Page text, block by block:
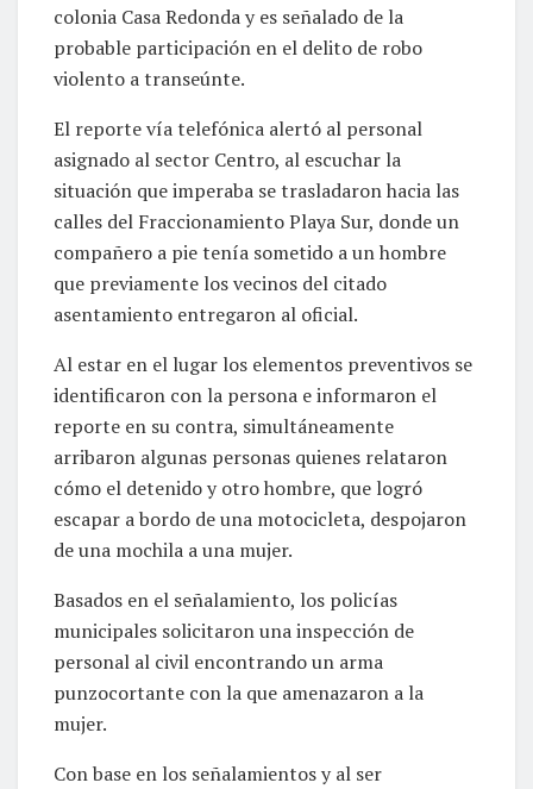
colonia Casa Redonda y es señalado de la
probable participación en el delito de robo
violento a transeúnte.
El reporte vía telefónica alertó al personal
asignado al sector Centro, al escuchar la
situación que imperaba se trasladaron hacia las
calles del Fraccionamiento Playa Sur, donde un
compañero a pie tenía sometido a un hombre
que previamente los vecinos del citado
asentamiento entregaron al oficial.
Al estar en el lugar los elementos preventivos se
identificaron con la persona e informaron el
reporte en su contra, simultáneamente
arribaron algunas personas quienes relataron
cómo el detenido y otro hombre, que logró
escapar a bordo de una motocicleta, despojaron
de una mochila a una mujer.
Basados en el señalamiento, los policías
municipales solicitaron una inspección de
personal al civil encontrando un arma
punzocortante con la que amenazaron a la
mujer.
Con base en los señalamientos y al ser